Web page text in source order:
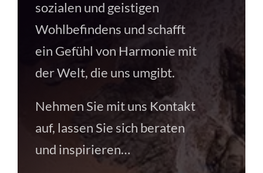
sozialen und geistigen
Wohlbefindens und schafft
ein Gefühl von Harmonie mit
der Welt, die uns umgibt.
Nehmen Sie mit uns Kontakt
auf, lassen Sie sich beraten
und inspirieren…